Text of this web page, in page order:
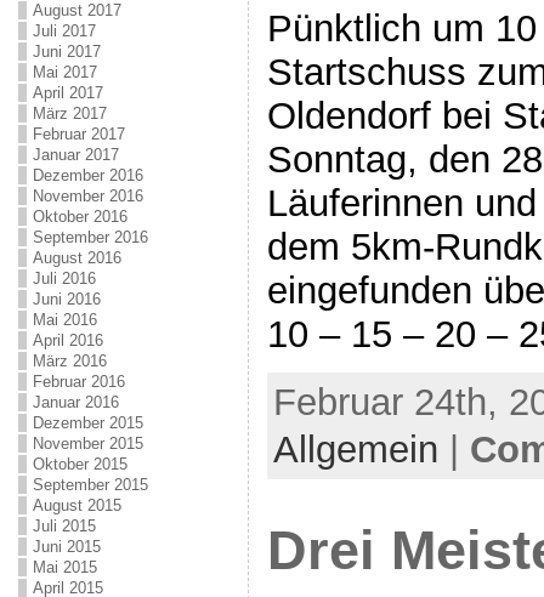
August 2017
Juli 2017
Juni 2017
Mai 2017
April 2017
März 2017
Februar 2017
Januar 2017
Dezember 2016
November 2016
Oktober 2016
September 2016
August 2016
Juli 2016
Juni 2016
Mai 2016
April 2016
März 2016
Februar 2016
Januar 2016
Dezember 2015
November 2015
Oktober 2015
September 2015
August 2015
Juli 2015
Juni 2015
Mai 2015
April 2015
Pünktlich um
Startschuss
Oldendorf bei
Sonntag, den
Läuferinnen
dem 5km-
eingefunden
10 – 15 – 20 –
Februar 24th,
Allgemein
Drei